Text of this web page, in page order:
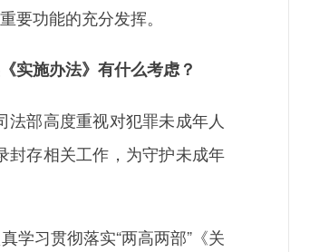
功能的充分发挥。
实施办法》有什么考虑？
部高度重视对犯罪未成年人
封存相关工作，为守护未成年
习贯彻落实“两高两部”《关